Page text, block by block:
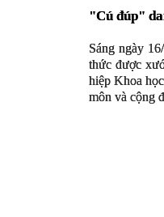
"Cú đúp"
Sáng ngày
thức được
hiệp Khoa
môn và cộng